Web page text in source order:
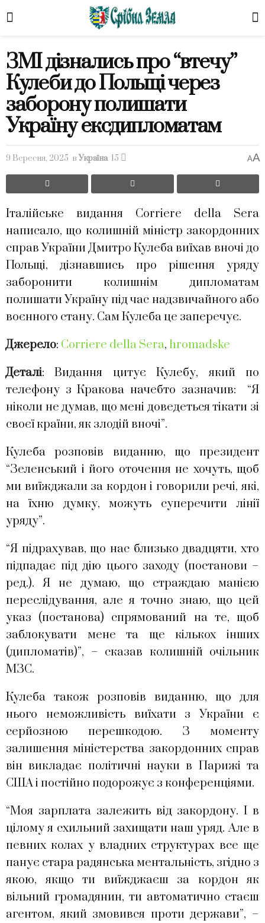
ЗМІ дізнались про “втечу”
Кулеби до Польщі через
заборону полишати
Україну ексдипломатам
9 Вересня, 2025 в Україна 15 AA
Італійське видання Corriere della Sera
написало, що колишній міністр закордонних
справ України Дмитро Кулеба виїхав вночі до
Польщі, дізнавшись про рішення уряду
заборонити колишнім дипломатам
полишати Україну під час надзвичайного або
воєнного стану. Сам Кулеба це заперечує.
Джерело: Corriere della Sera, hromadske
Деталі: Видання цитує Кулебу, який по
телефону з Кракова начебто зазначив: “Я
ніколи не думав, що мені доведеться тікати зі
своєї країни, як злодій вночі”.
Кулеба розповів виданню, що президент
“Зеленський і його оточення не хочуть, щоб
ми виїжджали за кордон і говорили речі, які,
на їхню думку, можуть суперечити лінії
уряду”.
“Я підрахував, що нас близько двадцяти, хто
підпадає під дію цього заходу (постанови –
ред.). Я не думаю, що страждаю манією
переслідування, але я точно знаю, що цей
указ (постанова) спрямований на те, щоб
заблокувати мене та ще кількох інших
(дипломатів)”, – сказав колишній очільник
МЗС.
Кулеба також розповів виданню, що для
нього неможливість виїхати з України є
серйозною перешкодою. З моменту
залишення міністерства закордонних справ
він викладає політичні науки в Парижі та
США і постійно подорожує з конференціями.
“Моя зарплата залежить від закордону. І в
цілому я схильний захищати наш уряд. Але в
певних колах у владних структурах все ще
панує стара радянська ментальність, згідно з
якою, якщо ти виїжджаєш за кордон як
вільний громадянин, ти автоматично стаєш
агентом, який змовився проти держави”, –